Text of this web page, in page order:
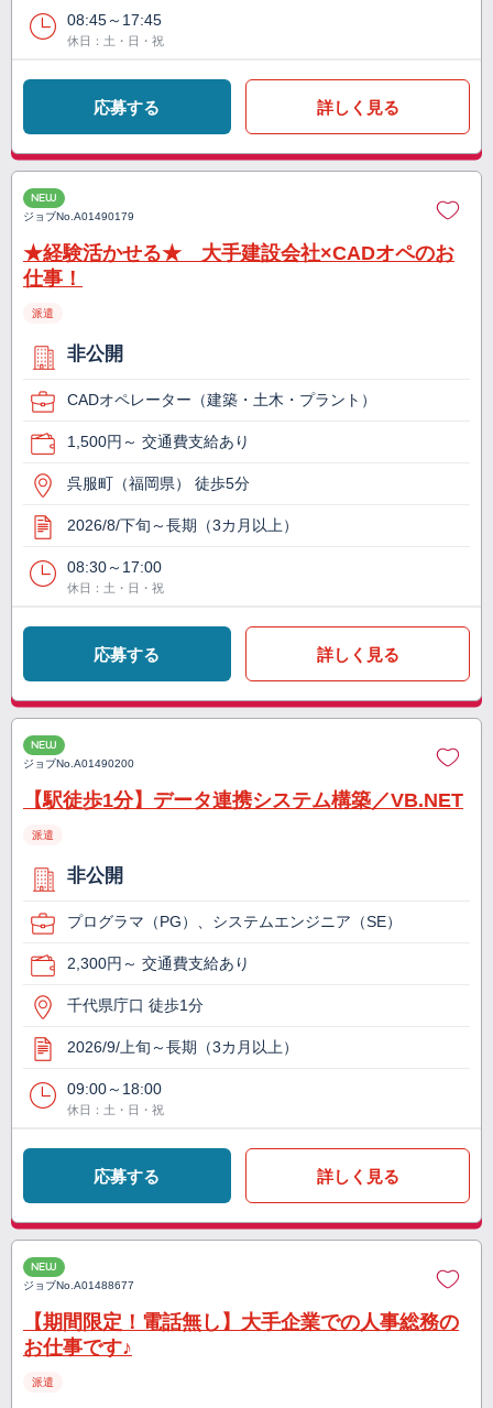
08:45～17:45
休日：土・日・祝
応募する 詳しく見る
NEW
ジョブNo.A01490179
★経験活かせる★ 大手建設会社×CADオペのお
仕事！
派遣
非公開
CADオペレーター（建築・土木・プラント）
1,500円～ 交通費支給あり
呉服町（福岡県） 徒歩5分
2026/8/下旬～長期（3カ月以上）
08:30～17:00
休日：土・日・祝
応募する 詳しく見る
NEW
ジョブNo.A01490200
【駅徒歩1分】データ連携システム構築／VB.NET
派遣
非公開
プログラマ（PG）、システムエンジニア（SE）
2,300円～ 交通費支給あり
千代県庁口 徒歩1分
2026/9/上旬～長期（3カ月以上）
09:00～18:00
休日：土・日・祝
応募する 詳しく見る
NEW
ジョブNo.A01488677
【期間限定！電話無し】大手企業での人事総務の
お仕事です♪
派遣